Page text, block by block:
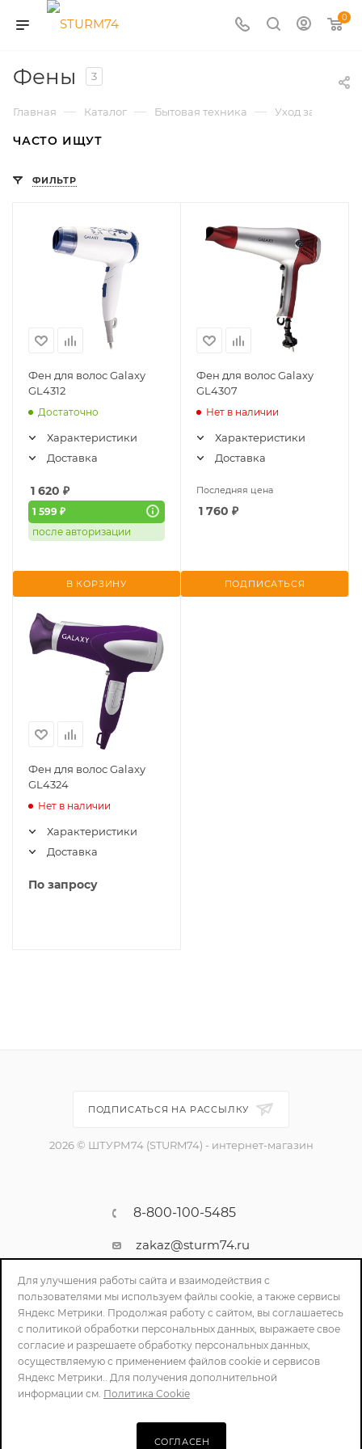
0
Фены 3
Главная — Каталог — Бытовая техника — Уход за
ЧАСТО ИЩУТ
ФИЛЬТР
Фен для волос Galaxy
GL4312
Достаточно
Характеристики
Доставка
1 620 ₽
1 599 ₽
после авторизации
В КОРЗИНУ
Фен для волос Galaxy
GL4307
Нет в наличии
Характеристики
Доставка
Последняя цена
1 760 ₽
ПОДПИСАТЬСЯ
Фен для волос Galaxy
GL4324
Нет в наличии
Характеристики
Доставка
По запросу
ПОДПИСАТЬСЯ НА РАССЫЛКУ
2026 © ШТУРМ74 (STURM74) - интернет-магазин
8-800-100-5485
zakaz@sturm74.ru
г. Челябинск, ул. Стартовая 34/1
ПОЛИТИКА КОНФИДЕНЦИАЛЬНОСТИ
Для улучшения работы сайта и взаимодействия с
пользователями мы используем файлы cookie, а также сервисы
Яндекс Метрики. Продолжая работу с сайтом, вы соглашаетесь
с политикой обработки персональных данных, выражаете свое
согласие и разрешаете обработку персональных данных,
осуществляемую с применением файлов cookie и сервисов
Яндекс Метрики.. Для получения дополнительной
информации см. Политика Cookie
СОГЛАСЕН